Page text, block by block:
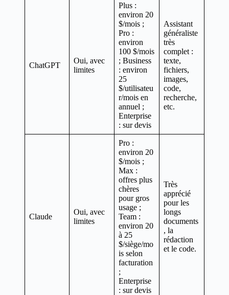
ChatGPT
Oui, avec
limites
Plus :
environ 20
$/mois ;
Pro :
environ
100 $/mois
; Business
: environ
25
$/utilisateu
r/mois en
annuel ;
Enterprise
: sur devis
Assistant
généraliste
très
complet :
texte,
fichiers,
images,
code,
recherche,
etc.
Claude
Oui, avec
limites
Pro :
environ 20
$/mois ;
Max :
offres plus
chères
pour gros
usage ;
Team :
environ 20
à 25
$/siège/mo
is selon
facturation
;
Enterprise
: sur devis
Très
apprécié
pour les
longs
documents
, la
rédaction
et le code.